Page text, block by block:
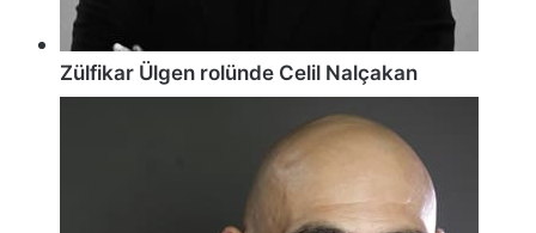
Zülfikar Ülgen rolünde Celil Nalçakan